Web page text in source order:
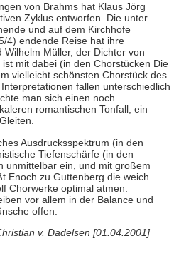
von Brahms hat Klaus Jörg
Zyklus entworfen. Die unter
und auf dem Kirchhofe
4) endende Reise hat ihre
Müller, der Dichter von
mit dabei (in den Chorstücken Die
vielleicht schönsten Chorstück des
fallen unterschiedlich
man sich einen noch
romantischen Tonfall, ein
Ausdrucksspektrum (in den
Tiefenschärfe (in den
unmittelbar ein, und mit großem
Enoch zu Guttenberg die weich
Chorwerke optimal atmen.
vor allem in der Balance und
offen.
v. Dadelsen [01.04.2001]